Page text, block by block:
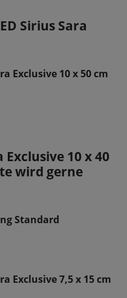
Sirius Sara
Exclusive 10 x 50 cm
Exclusive 10 x 40
wird gerne
Standard
Exclusive 7,5 x 15 cm